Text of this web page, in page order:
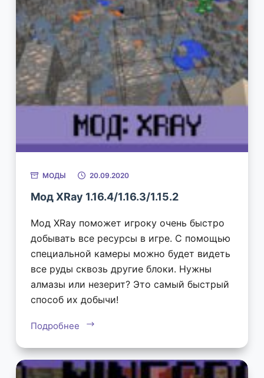
МОДЫ 20.09.2020
Мод XRay 1.16.4/1.16.3/1.15.2
Мод XRay поможет игроку очень быстро
добывать все ресурсы в игре. С помощью
специальной камеры можно будет видеть
все руды сквозь другие блоки. Нужны
алмазы или незерит? Это самый быстрый
способ их добычи!
Подробнее